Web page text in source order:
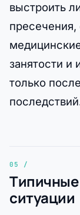
выстроить
пресечения,
занятости
только
ситуации